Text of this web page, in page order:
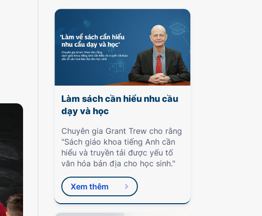
Làm sách cần hiểu nhu cầu
dạy và học
Chuyên gia Grant Trew cho rằng
"Sách giáo khoa tiếng Anh cần
hiểu và truyền tải được yếu tố
văn hóa bản địa cho học sinh."
Xem thêm